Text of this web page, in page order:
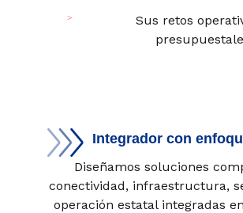
Sus retos
Integrador con
Diseñamos soluciones
conectividad, infraestructura,
operación estatal integradas